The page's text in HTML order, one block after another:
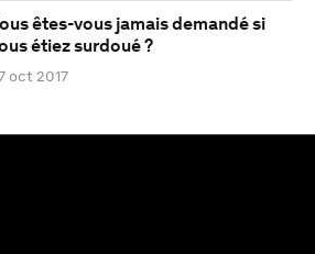
êtes-vous jamais demandé si
étiez surdoué ?
oct 2017